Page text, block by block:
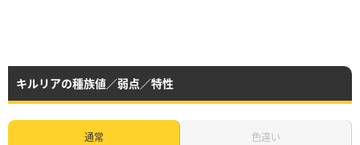
キルリアの種族値／弱点／特性
通常 色違い